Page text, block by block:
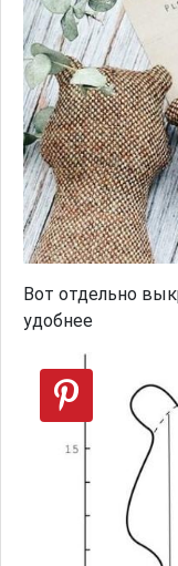
Вот отдельно
удобнее